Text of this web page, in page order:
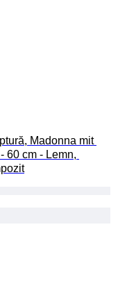
Madonna mit
60 cm - Lemn,